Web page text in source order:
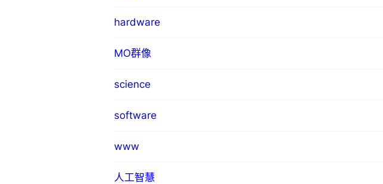
hardware
MO群像
science
software
www
人工智慧